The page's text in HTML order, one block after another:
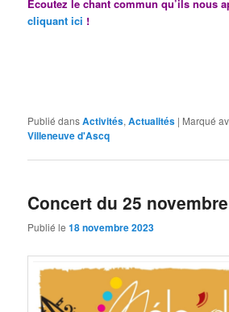
Ecoutez le chant commun qu’ils nous
cliquant ici !
Publié dansActivités,Actualités | Marqué
Villeneuve d'Ascq
Concert du 25
Publié le18 novembre 2023